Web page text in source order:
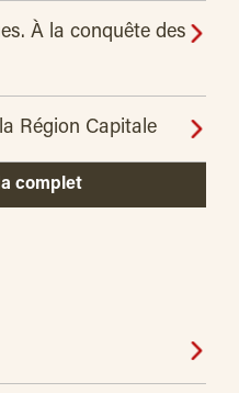
À la conquête des
Région Capitale
complet